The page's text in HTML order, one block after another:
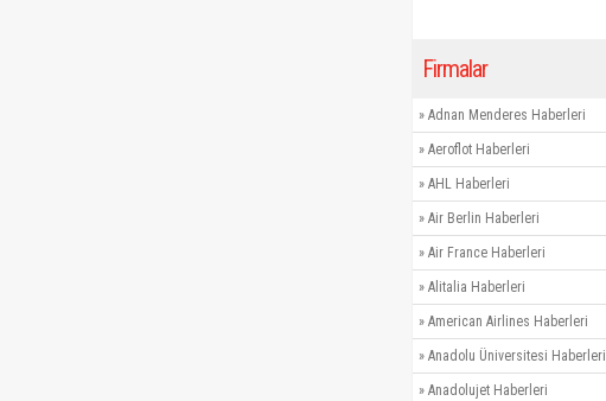
Firmalar
» Adnan Menderes Haberleri
» Aeroflot Haberleri
» AHL Haberleri
» Air Berlin Haberleri
» Air France Haberleri
» Alitalia Haberleri
» American Airlines Haberleri
» Anadolu Üniversitesi Haberleri
» Anadolujet Haberleri